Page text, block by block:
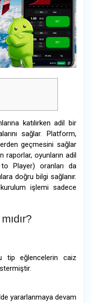
katılırken adil bir
sağlar. Platform,
geçmesini sağlar
oyunların adil
to Player) oranları da
doğru bilgi sağlanır.
işlemi sadece
tip eğlencelerin caiz
yararlanmaya devam